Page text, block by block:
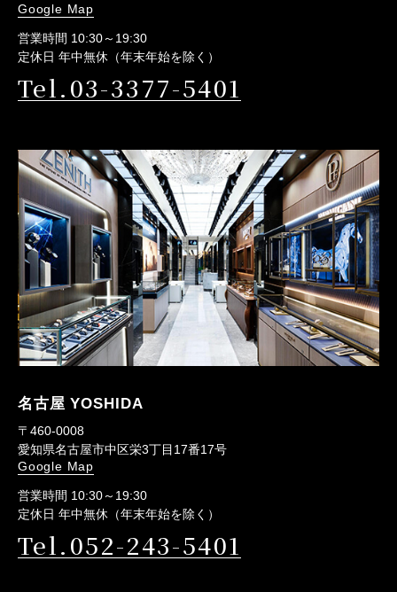
Google Map
営業時間 10:30～19:30
定休日 年中無休（年末年始を除く）
Tel.03-3377-5401
名古屋 YOSHIDA
〒460-0008
愛知県名古屋市中区栄3丁目17番17号
Google Map
営業時間 10:30～19:30
定休日 年中無休（年末年始を除く）
Tel.052-243-5401